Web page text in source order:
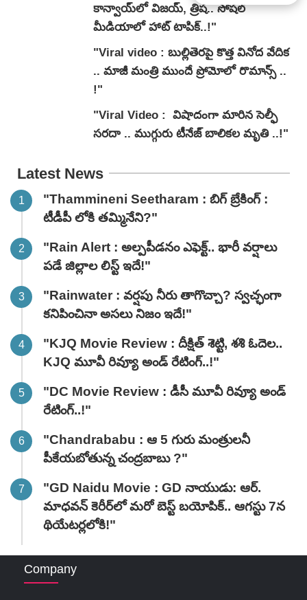
కాన్వాయ్‌లో విజయ్, త్రిష.. సోషల్
మీడియాలో హాట్ టాపిక్..!"
"Viral video : బుల్లితెరపై కొత్త వినోద వేదిక
.. మాజీ మంత్రి ముందే ప్రోమోలో రొమాన్స్ ..
!"
"Viral Video : విషాదంగా మారిన సెల్ఫీ
సరదా .. ముగ్గురు టీనేజ్ బాలికల మృతి ..!"
Latest News
"Thammineni Seetharam : బిగ్ బ్రేకింగ్ :
టీడీపీ లోకి తమ్మినేని?"
"Rain Alert : అల్పపీడనం ఎఫెక్ట్.. భారీ వర్షాలు
పడే జిల్లాల లిస్ట్ ఇదే!"
"Rainwater : వర్షపు నీరు తాగొచ్చా? స్వచ్ఛంగా
కనిపించినా అసలు నిజం ఇదే!"
"KJQ Movie Review : దీక్షిత్ శెట్టి, శశి ఓదెల..
KJQ మూవీ రివ్యూ అండ్ రేటింగ్‌..!"
"DC Movie Review : డీసీ మూవీ రివ్యూ అండ్
రేటింగ్‌..!"
"Chandrababu : ఆ 5 గురు మంత్రులనీ
పీకేయబోతున్న చంద్రబాబు ?"
"GD Naidu Movie : GD నాయుడు: ఆర్.
మాధవన్‌ కెరీర్‌లో మరో బెస్ట్ బయోపిక్.. ఆగస్టు 7న
థియేటర్లలోకి!"
Company